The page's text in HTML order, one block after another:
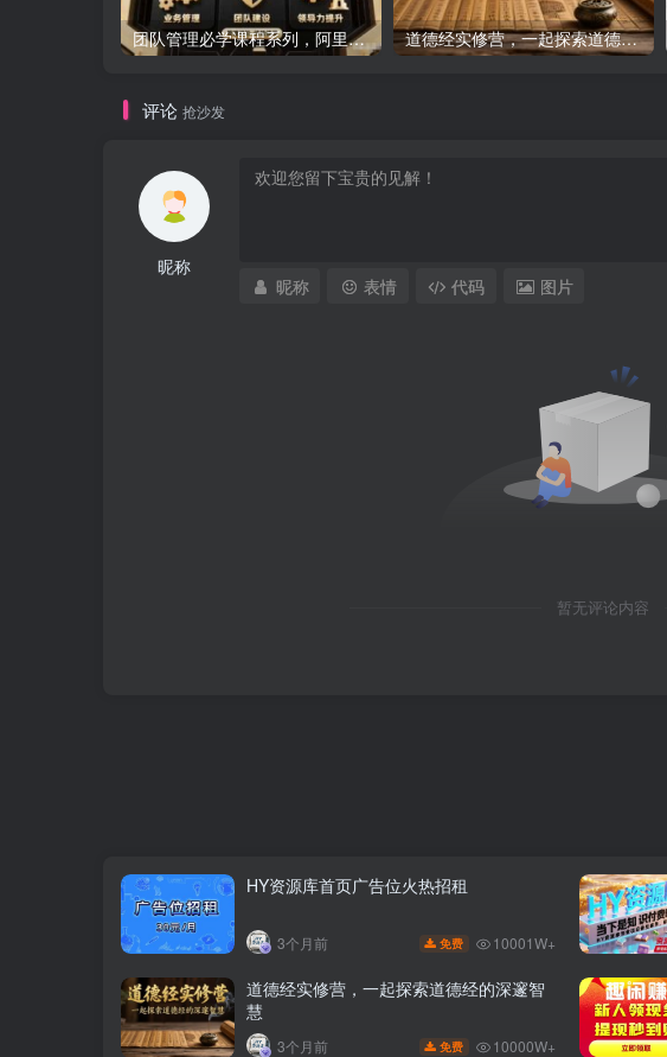
团队管理必学课程系列，阿里巴巴“腿部三板斧” 道德经实修营，一起探索道德经的深邃智慧
评论 抢沙发
昵称
昵称 表情 代码 图片
暂无评论内容
HY资源库首页广告位火热招租
3个月前 免费 10001W+
道德经实修营，一起探索道德经的深邃智
慧
3个月前 免费 10000W+